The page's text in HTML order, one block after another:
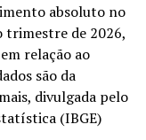
absoluto no
trimestre de 2026,
relação ao
são da
divulgada pelo
(IBGE)